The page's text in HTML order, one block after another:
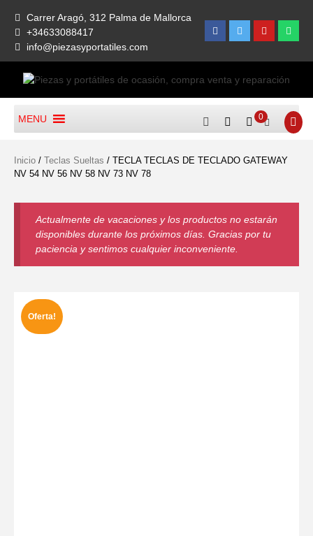
content
Carrer Aragó, 312 Palma de Mallorca
+34633088417
info@piezasyportatiles.com
Facebook
TwitterYoutube
Piezas Y Portátiles De
Ocasión, Compra Venta Y
Reparación
Teclados, Baterías, Carcasas, Placas, Gráficas, Procesadores,
MENU 0
Inicio / Teclas Sueltas / TECLA TECLAS DE TECLADO GATEWAY
NV 54 NV 56 NV 58 NV 73 NV 78
Actualmente de vacaciones y los productos no estarán
disponibles durante los próximos días. Gracias por tu
paciencia y sentimos cualquier inconveniente.
Oferta!